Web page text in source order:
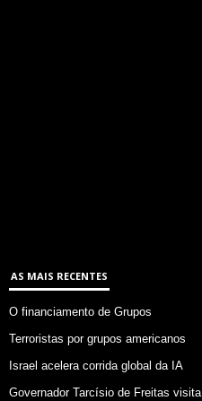
AS MAIS RECENTES
O financiamento de Grupos
Terroristas por grupos americanos
Israel acelera corrida global da IA
Governador Tarcísio de Freitas visita